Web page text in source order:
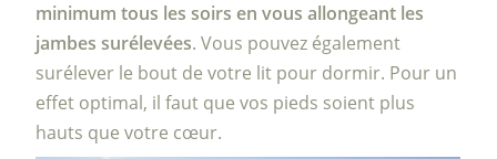
minimum tous les soirs en vous allongeant les
jambes surélevées. Vous pouvez également
surélever le bout de votre lit pour dormir. Pour un
effet optimal, il faut que vos pieds soient plus
hauts que votre cœur.